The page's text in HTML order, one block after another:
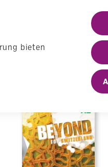
125.00
bieten